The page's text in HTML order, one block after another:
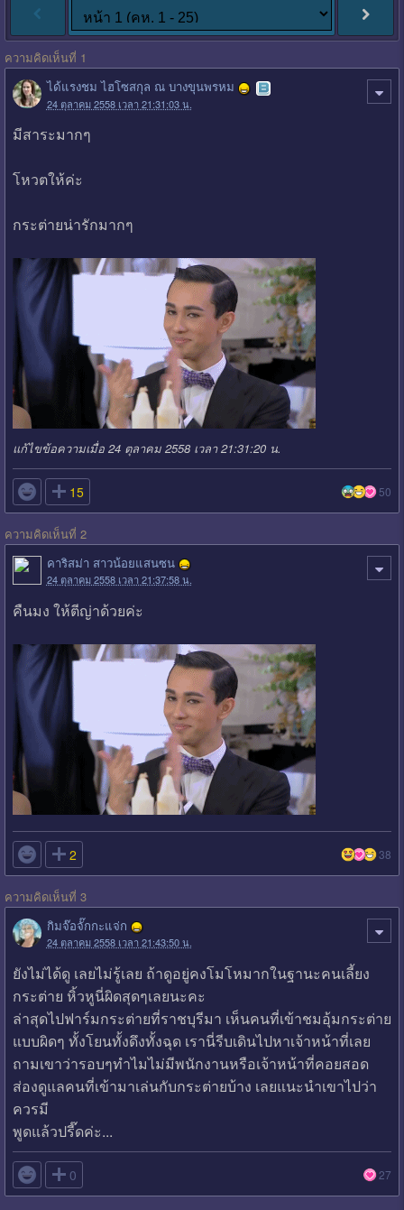
ความคิดเห็นที่ 1
ได้แรงชม ไฮโซสกุล ณ บางขุนพรหม
24 ตุลาคม 2558 เวลา 21:31:03 น.
มีสาระมากๆ
โหวตให้ค่ะ
กระต่ายน่ารักมากๆ
แก้ไขข้อความเมื่อ 24 ตุลาคม 2558 เวลา 21:31:20 น.
 15 50
ความคิดเห็นที่ 2
คาริสม่า สาวน้อยแสนซน
24 ตุลาคม 2558 เวลา 21:37:58 น.
คืนมง ให้ตีญ่าด้วยค่ะ
 2 38
ความคิดเห็นที่ 3
กิมจ๊อจั๊กกะแจ่ก
24 ตุลาคม 2558 เวลา 21:43:50 น.
ยังไม่ได้ดู เลยไม่รู้เลย ถ้าดูอยู่คงโมโหมากในฐานะคนเลี้ยง
กระต่าย หิ้วหูนี่ผิดสุดๆเลยนะคะ
ล่าสุดไปฟาร์มกระต่ายที่ราชบุรีมา เห็นคนที่เข้าชมอุ้มกระต่าย
แบบผิดๆ ทั้งโยนทั้งดึงทั้งฉุด เรานี่รีบเดินไปหาเจ้าหน้าที่เลย
ถามเขาว่ารอบๆทำไมไม่มีพนักงานหรือเจ้าหน้าที่คอยสอด
ส่องดูแลคนที่เข้ามาเล่นกับกระต่ายบ้าง เลยแนะนำเขาไปว่า
ควรมี
พูดแล้วปรี๊ดค่ะ...
 0 27